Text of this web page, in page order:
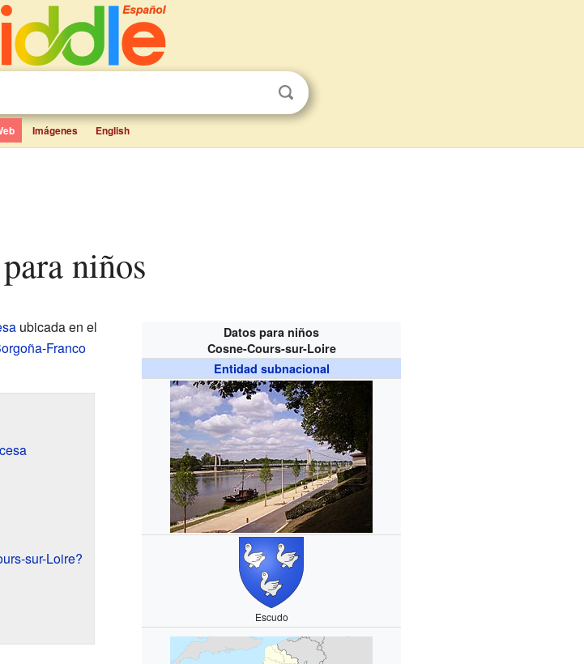
Imágenes English
niños
Datos para niños
Cosne-Cours-sur-Loire
Entidad subnacional
Escudo
ubicada en el
Franco
sur-Loire?